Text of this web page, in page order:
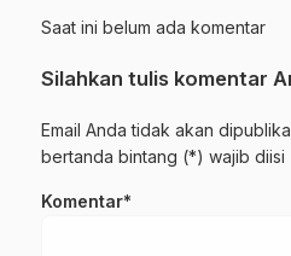
Saat ini belum ada komentar
Silahkan tulis komentar
Email Anda tidak akan
bertanda bintang (*) wajib diisi
Komentar*